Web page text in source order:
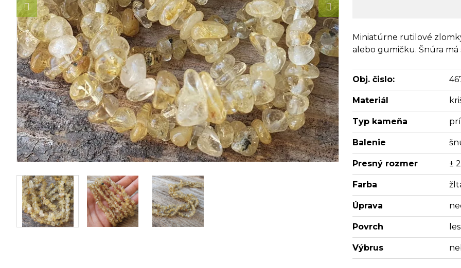
Miniatúrne rutilové
alebo gumičku. Šnúra
Obj. čislo:
Materiál
Typ kameňa
Balenie
Presný rozmer ±
Farba
Úprava
Povrch
Výbrus